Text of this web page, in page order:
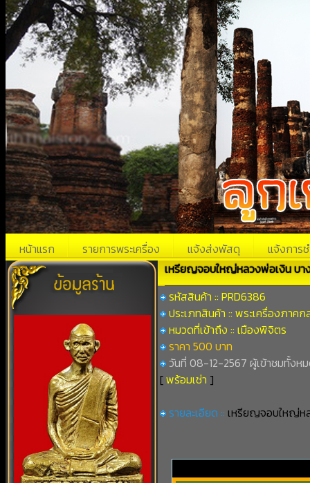
หน้าแรก รายการพระเครื่อง แจ้งส่งพัสดุ แจ้งการช
เหรียญจอบใหญ่หลวงพ่อเงิน บา
รหัสสินค้า :: PRD6386
ประเภทสินค้า :: พระเครื่องภาคก
หมวดที่เข้าถึง :: เมืองพิจิตร
ราคา 500 บาท
วันที่ 08-12-2567 ผู้เข้าชมทั้งห
[พร้อมเช่า ]
รายละเอียด :: เหรียญจอบใหญ่ห